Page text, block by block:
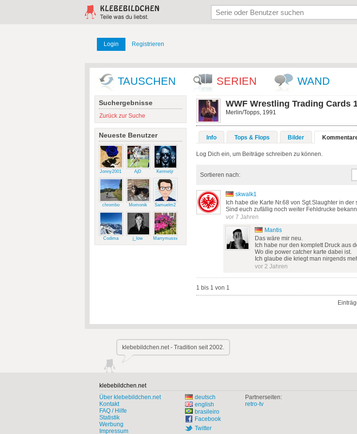
Login Registrieren
TAUSCHEN SERIEN WAND
Suchergebnisse
Zurück zur Suche
Neueste Benutzer
Jonny2001 AjD Kermetjr
chrombo Momonik Samuelm2
Codima j_low Marrymussweg
WWF Wrestling Trading Cards
Merlin/Topps, 1991
Info Tops & Flops Bilder
Log Dich ein, um Beiträge schreiben zu können.
Sortieren nach:
skwalk1
Ich habe die Karte Nr.68 von Sgt.Slaughter in
Sind euch zufällig noch weiter Fehldrucke
vor 7 Jahren
Mantis
Das wäre mir neu.
Ich habe nur den komplett Druck aus
Wo die power catcher karte dabei ist.
Ich glaube die kriegt man nirgends
vor 2 Jahren
1 bis 1 von 1
klebebildchen.net - Tradition seit 2002.
klebebildchen.net
Über klebebildchen.net
Kontakt
FAQ / Hilfe
Statistik
Werbung
Impressum
deutsch
english
brasileiro
Facebook
Twitter
Partnerseiten:
retro-tv